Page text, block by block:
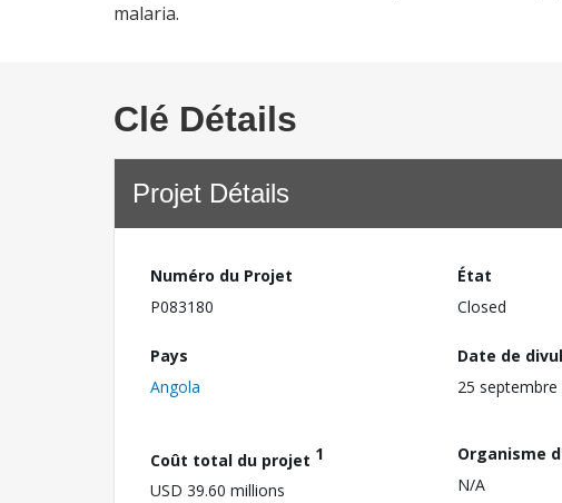
malaria.
Clé Détails
Projet Détails
Numéro du Projet
P083180
État
Closed
Pays
Angola
Date de
25 septembre
Coût total du projet 1
USD 39.60 millions
Organisme
N/A